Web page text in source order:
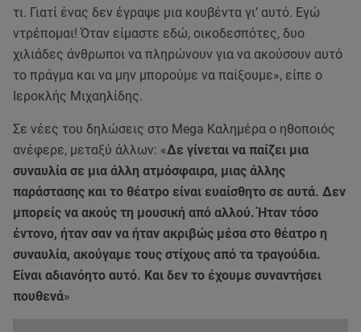
τι. Γιατί ένας δεν έγραψε μια κουβέντα γι’ αυτό. Εγώ
ντρέπομαι! Όταν είμαστε εδώ, οικοδεσπότες, δυο
χιλιάδες άνθρωποι να πληρώνουν για να ακούσουν αυτό
το πράγμα και να μην μπορούμε να παίξουμε», είπε ο
Ιεροκλής Μιχαηλίδης.
Σε νέες του δηλώσεις στο Mega Καλημέρα ο ηθοποιός
ανέφερε, μεταξύ άλλων: «Δε γίνεται να παίζει μια
συναυλία σε μια άλλη ατμόσφαιρα, μιας άλλης
παράστασης και το θέατρο είναι ευαίσθητο σε αυτά. Δεν
μπορείς να ακούς τη μουσική από αλλού. Ήταν τόσο
έντονο, ήταν σαν να ήταν ακριβώς μέσα στο θέατρο η
συναυλία, ακούγαμε τους στίχους από τα τραγούδια.
Είναι αδιανόητο αυτό. Και δεν το έχουμε συναντήσει
πουθενά»